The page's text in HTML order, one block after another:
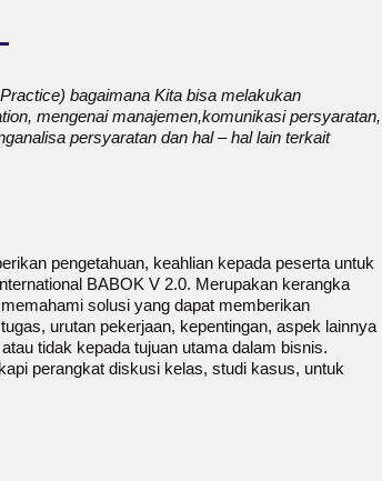
bagaimana Kita bisa melakukan
mengenai manajemen,komunikasi persyaratan,
persyaratan dan hal – hal lain terkait
pengetahuan, keahlian kepada peserta untuk
BABOK V 2.0. Merupakan kerangka
solusi yang dapat memberikan
urutan pekerjaan, kepentingan, aspek lainnya
tidak kepada tujuan utama dalam bisnis.
perangkat diskusi kelas, studi kasus, untuk